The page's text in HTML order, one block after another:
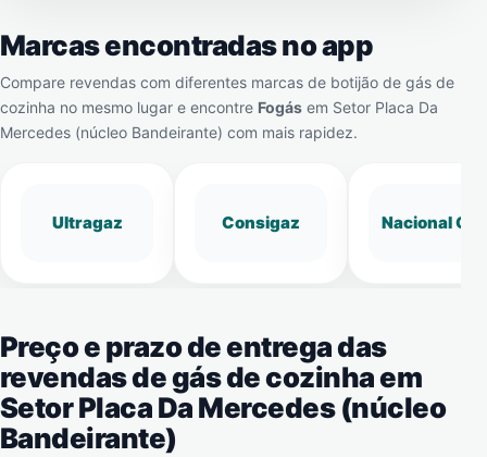
Marcas encontradas no app
Compare revendas com diferentes marcas de botijão de gás de
cozinha no mesmo lugar e encontre Fogás em Setor Placa Da
Mercedes (núcleo Bandeirante) com mais rapidez.
Ultragaz Consigaz Nacional Gás
Preço e prazo de entrega das
revendas de gás de cozinha em
Setor Placa Da Mercedes (núcleo
Bandeirante)